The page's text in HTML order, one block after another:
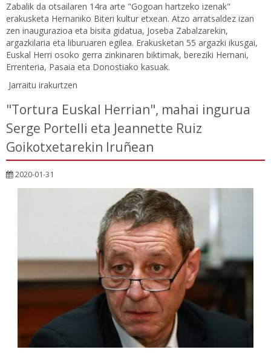
Zabalik da otsailaren 14ra arte "Gogoan hartzeko izenak"
erakusketa Hernaniko Biteri kultur etxean. Atzo arratsaldez izan
zen inaugurazioa eta bisita gidatua, Joseba Zabalzarekin,
argazkilaria eta liburuaren egilea. Erakusketan 55 argazki ikusgai,
Euskal Herri osoko gerra zinkinaren biktimak, bereziki Hernani,
Errenteria, Pasaia eta Donostiako kasuak.
Jarraitu irakurtzen
"Tortura Euskal Herrian", mahai ingurua
Serge Portelli eta Jeannette Ruiz
Goikotxetarekin Iruñean
2020-01-31